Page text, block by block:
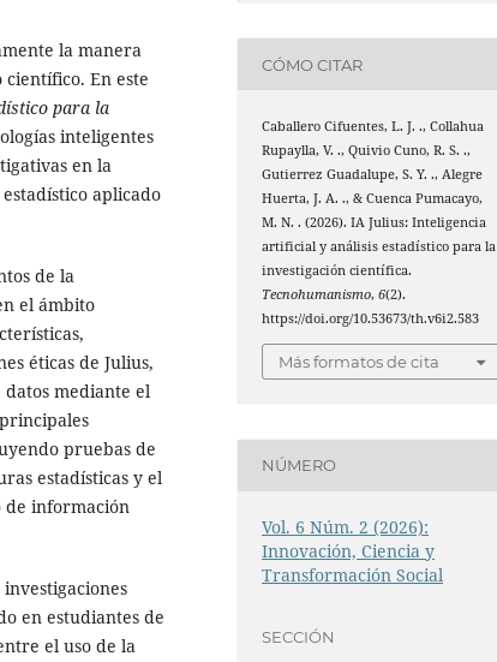
la manera
En este
para la
inteligentes
en la
aplicado
de la
el ámbito
éticas de Julius,
mediante el
pruebas de
estadísticas y el
de información
en estudiantes de
el uso de la
CÓMO CITAR
Caballero Cifuentes, L. J. ., Collahua
Rupaylla, V. ., Quivio Cuno, R. S. .,
Gutierrez Guadalupe, S. Y. ., Alegre
Huerta, J. A. ., & Cuenca Pumacayo,
M. N. . (2026). IA Julius: Inteligencia
artificial y análisis estadístico para la
investigación científica.
Tecnohumanismo,6(2).
https://doi.org/10.53673/th.v6i2.583
Más formatos de cita
NÚMERO
Vol. 6 Núm. 2 (2026):
Innovación, Ciencia y
Transformación Social
SECCIÓN